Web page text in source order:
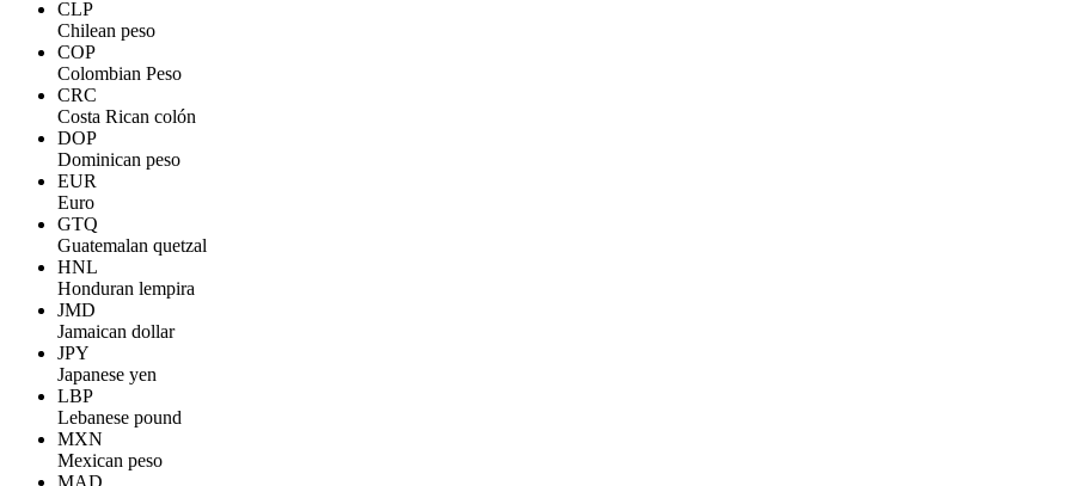
CLP
Chilean peso
COP
Colombian Peso
CRC
Costa Rican colón
DOP
Dominican peso
EUR
Euro
GTQ
Guatemalan quetzal
HNL
Honduran lempira
JMD
Jamaican dollar
JPY
Japanese yen
LBP
Lebanese pound
MXN
Mexican peso
MAD